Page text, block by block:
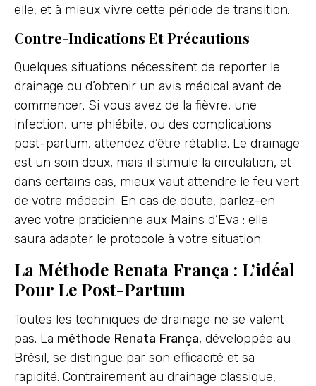
elle, et à mieux vivre cette période de transition.
Contre-Indications Et Précautions
Quelques situations nécessitent de reporter le
drainage ou d’obtenir un avis médical avant de
commencer. Si vous avez de la fièvre, une
infection, une phlébite, ou des complications
post-partum, attendez d’être rétablie. Le drainage
est un soin doux, mais il stimule la circulation, et
dans certains cas, mieux vaut attendre le feu vert
de votre médecin. En cas de doute, parlez-en
avec votre praticienne aux Mains d’Eva : elle
saura adapter le protocole à votre situation.
La Méthode Renata França : L’idéal
Pour Le Post-Partum
Toutes les techniques de drainage ne se valent
pas. La méthode Renata França, développée au
Brésil, se distingue par son efficacité et sa
rapidité. Contrairement au drainage classique,